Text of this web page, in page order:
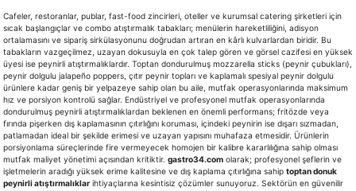
Cafeler, restoranlar, publar, fast-food zincirleri, oteller ve kurumsal catering şirketleri için
sıcak başlangıçlar ve combo atıştırmalık tabakları; menülerin hareketliliğini, adisyon
ortalamasını ve sipariş sirkülasyonunu doğrudan artıran en kârlı kulvarlardan biridir. Bu
tabakların vazgeçilmez, uzayan dokusuyla en çok talep gören ve görsel cazifesi en yüksek
üyesi ise peynirli atıştırmalıklardır. Toptan dondurulmuş mozzarella sticks (peynir çubukları),
peynir dolgulu jalapeño poppers, çıtır peynir topları ve kaplamalı spesiyal peynir dolgulu
ürünlere kadar geniş bir yelpazeye sahip olan bu aile, mutfak operasyonlarında maksimum
hız ve porsiyon kontrolü sağlar. Endüstriyel ve profesyonel mutfak operasyonlarında
dondurulmuş peynirli atıştırmalıklardan beklenen en önemli performans; fritözde veya
fırında pişerken dış kaplamasının çıtırlığını koruması, içindeki peynirin ise dışarı sızmadan,
patlamadan ideal bir şekilde erimesi ve uzayan yapısını muhafaza etmesidir. Ürünlerin
porsiyonlama süreçlerinde fire vermeyecek homojen bir kalibre kararlılığına sahip olması
mutfak maliyet yönetimi açısından kritiktir. gastro34.com olarak; profesyonel şeflerin ve
işletmelerin aradığı yüksek erime kalitesine ve dış kaplama çıtırlığına sahip toptan donuk
peynirli atıştırmalıklar ihtiyaçlarına kesintisiz çözümler sunuyoruz. Sektörün en güvenilir